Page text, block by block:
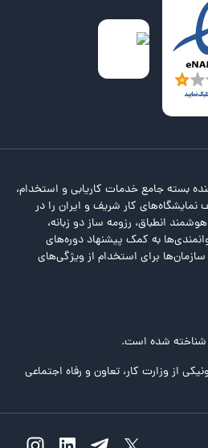
بسته جامع خدمات کاریابی و استخدام،
نمایشگاه‌های کار شریف و ایران را در
انطباق، رزومه ساز دو زبانه،
به کمک پیشنهاد دوره‌های
برای استخدام از ویژگی‌های
شناخته شده است.
از وزارت کار، تعاون و رفاه اجتماعی